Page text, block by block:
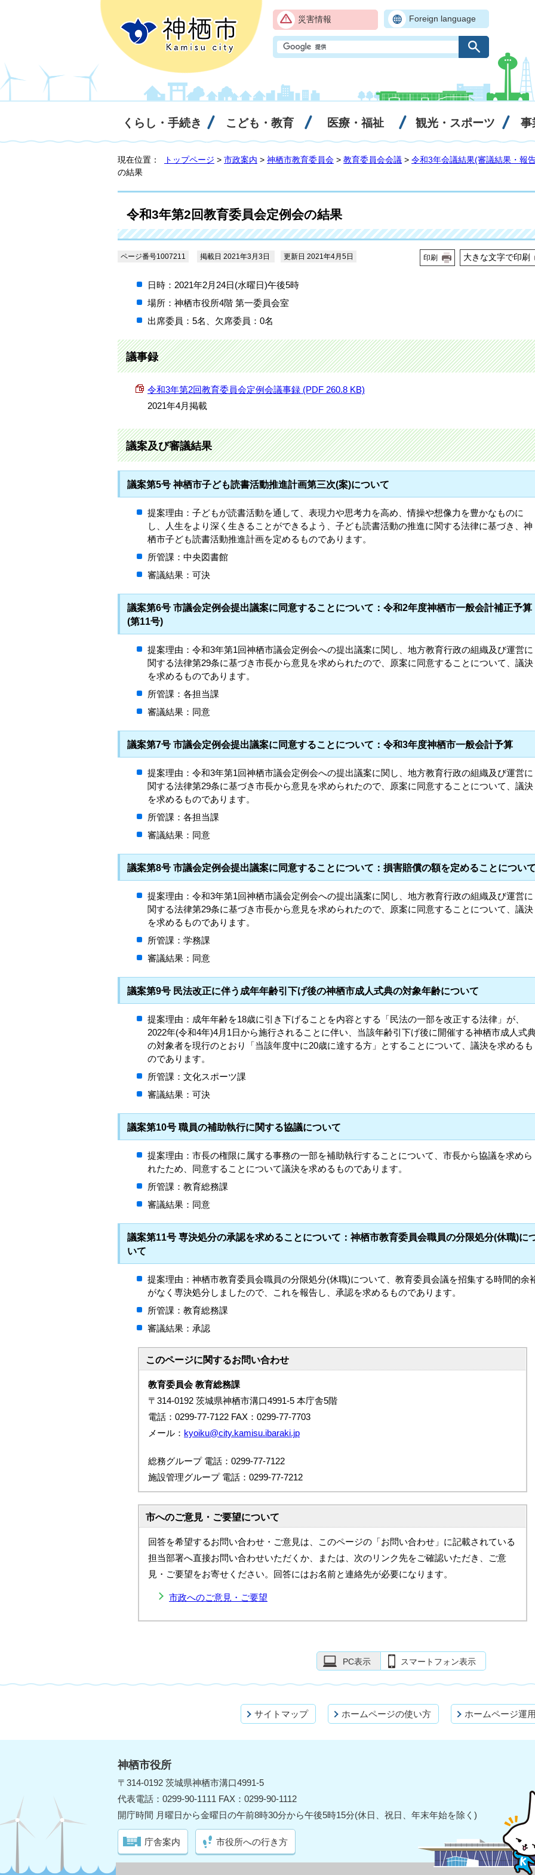
災害情報 Foreign language
くらし・手続き こども・教育 医療・福祉 観光・スポーツ 事
現在位置： トップページ > 市政案内 > 神栖市教育委員会 > 教育委員会会議 > 令和3年会議結果(審議結果・報
の結果
令和3年第2回教育委員会定例会の結果
ページ番号1007211 掲載日 2021年3月3日 更新日 2021年4月5日 印刷 大きな文字で印刷
日時：2021年2月24日(水曜日)午後5時
場所：神栖市役所4階 第一委員会室
出席委員：5名、欠席委員：0名
議事録
令和3年第2回教育委員会定例会議事録 (PDF 260.8 KB)
2021年4月掲載
議案及び審議結果
議案第5号 神栖市子ども読書活動推進計画第三次(案)について
提案理由：子どもが読書活動を通して、表現力や思考力を高め、情操や想像力を豊かなものに
し、人生をより深く生きることができるよう、子ども読書活動の推進に関する法律に基づき、神
栖市子ども読書活動推進計画を定めるものであります。
所管課：中央図書館
審議結果：可決
議案第6号 市議会定例会提出議案に同意することについて：令和2年度神栖市一般会計補正予算
(第11号)
提案理由：令和3年第1回神栖市議会定例会への提出議案に関し、地方教育行政の組織及び運営に
関する法律第29条に基づき市長から意見を求められたので、原案に同意することについて、議決
を求めるものであります。
所管課：各担当課
審議結果：同意
議案第7号 市議会定例会提出議案に同意することについて：令和3年度神栖市一般会計予算
提案理由：令和3年第1回神栖市議会定例会への提出議案に関し、地方教育行政の組織及び運営に
関する法律第29条に基づき市長から意見を求められたので、原案に同意することについて、議決
を求めるものであります。
所管課：各担当課
審議結果：同意
議案第8号 市議会定例会提出議案に同意することについて：損害賠償の額を定めることについ
提案理由：令和3年第1回神栖市議会定例会への提出議案に関し、地方教育行政の組織及び運営に
関する法律第29条に基づき市長から意見を求められたので、原案に同意することについて、議決
を求めるものであります。
所管課：学務課
審議結果：同意
議案第9号 民法改正に伴う成年年齢引下げ後の神栖市成人式典の対象年齢について
提案理由：成年年齢を18歳に引き下げることを内容とする「民法の一部を改正する法律」が、
2022年(令和4年)4月1日から施行されることに伴い、当該年齢引下げ後に開催する神栖市成人式
の対象者を現行のとおり「当該年度中に20歳に達する方」とすることについて、議決を求めるも
のであります。
所管課：文化スポーツ課
審議結果：可決
議案第10号 職員の補助執行に関する協議について
提案理由：市長の権限に属する事務の一部を補助執行することについて、市長から協議を求めら
れたため、同意することについて議決を求めるものであります。
所管課：教育総務課
審議結果：同意
議案第11号 専決処分の承認を求めることについて：神栖市教育委員会職員の分限処分(休職)に
いて
提案理由：神栖市教育委員会職員の分限処分(休職)について、教育委員会議を招集する時間的余
がなく専決処分しましたので、これを報告し、承認を求めるものであります。
所管課：教育総務課
審議結果：承認
このページに関するお問い合わせ
教育委員会 教育総務課
〒314-0192 茨城県神栖市溝口4991-5 本庁舎5階
電話：0299-77-7122 FAX：0299-77-7703
メール： kyoiku@city.kamisu.ibaraki.jp
総務グループ 電話：0299-77-7122
施設管理グループ 電話：0299-77-7212
市へのご意見・ご要望について
回答を希望するお問い合わせ・ご意見は、このページの「お問い合わせ」に記載されている
担当部署へ直接お問い合わせいただくか、または、次のリンク先をご確認いただき、ご意
見・ご要望をお寄せください。回答にはお名前と連絡先が必要になります。
市政へのご意見・ご要望
PC表示 スマートフォン表示
サイトマップ ホームページの使い方 ホームページ運
神栖市役所
〒314-0192 茨城県神栖市溝口4991-5
代表電話：0299-90-1111 FAX：0299-90-1112
開庁時間 月曜日から金曜日の午前8時30分から午後5時15分(休日、祝日、年末年始を除く)
庁舎案内 市役所への行き方